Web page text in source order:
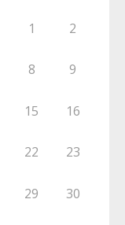
1 2
8 9
15 16
22 23
29 30